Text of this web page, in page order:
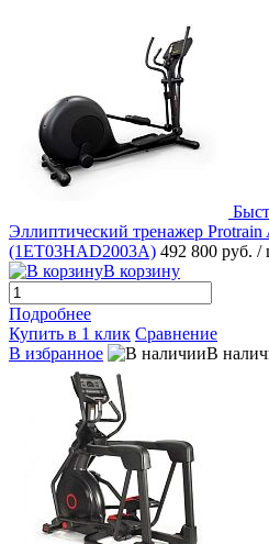
Эллиптический тренажер
(1ET03HAD2003A) 492 800 руб. /
В корзину
Подробнее
Купить в 1 клик Сравнение
В избранное
В